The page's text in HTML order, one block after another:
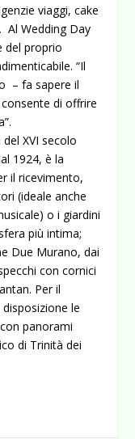
viaggi, cake
Al Wedding Day
del proprio
“Il
– fa sapere il
di offrire
XVI secolo
1924, è la
il ricevimento,
(ideale anche
o i giardini
più intima;
Due Murano, dai
con cornici
Per il
le
panorami
di Trinità dei